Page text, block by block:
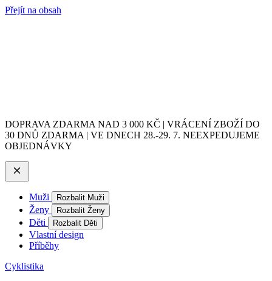
Přejít na obsah
DOPRAVA ZDARMA NAD 3 000 KČ | VRÁCENÍ ZBOŽÍ DO
30 DNŮ ZDARMA | VE DNECH 28.-29. 7. NEEXPEDUJEME
OBJEDNÁVKY
Muži Rozbalit Muži
Ženy Rozbalit Ženy
Děti Rozbalit Děti
Vlastní design
Příběhy
Cyklistika